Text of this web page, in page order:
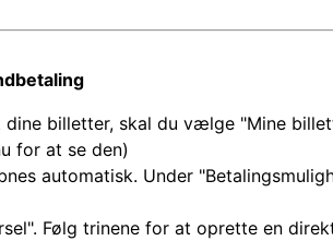
dine billetter, skal du vælge "Mine
for at se den)
automatisk. Under
Følg trinene for at oprette en